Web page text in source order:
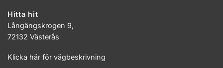
Hitta hit
Långängskrogen 9,
72132 Västerås
Klicka här för vägbeskrivning